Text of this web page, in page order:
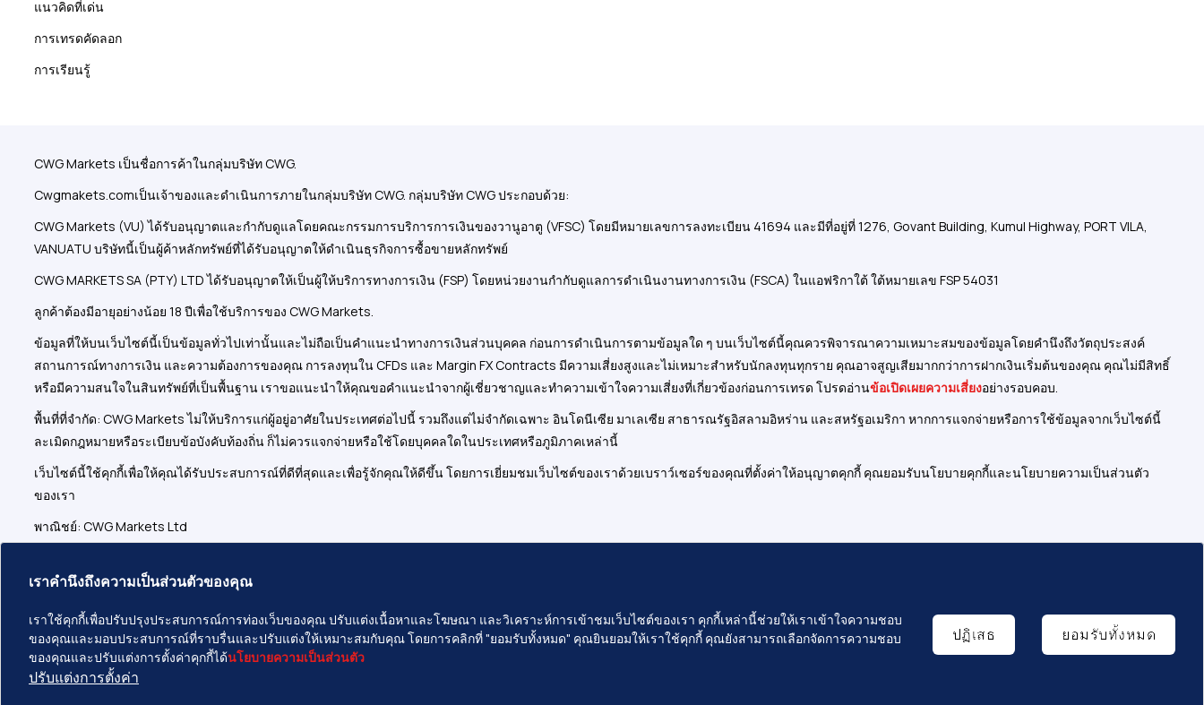
แนวคิดที่เด่น
การเทรดคัดลอก
การเรียนรู้
CWG Markets เป็นชื่อการค้าในกลุ่มบริษัท CWG.
Cwgmakets.comเป็นเจ้าของและดำเนินการภายในกลุ่มบริษัท CWG. กลุ่มบริษัท CWG ประกอบด้วย:
CWG Markets (VU) ได้รับอนุญาตและกำกับดูแลโดยคณะกรรมการบริการการเงินของวานูอาตู (VFSC) โดยมีหมายเลขการลงทะเบียน 41694 และมีที่อยู่ที่ 1276, Govant Building, Kumul Highway, PORT VILA,
VANUATU บริษัทนี้เป็นผู้ค้าหลักทรัพย์ที่ได้รับอนุญาตให้ดำเนินธุรกิจการซื้อขายหลักทรัพย์
CWG MARKETS SA (PTY) LTD ได้รับอนุญาตให้เป็นผู้ให้บริการทางการเงิน (FSP) โดยหน่วยงานกำกับดูแลการดำเนินงานทางการเงิน (FSCA) ในแอฟริกาใต้ ใต้หมายเลข FSP 54031
ลูกค้าต้องมีอายุอย่างน้อย 18 ปีเพื่อใช้บริการของ CWG Markets.
ข้อมูลที่ให้บนเว็บไซต์นี้เป็นข้อมูลทั่วไปเท่านั้นและไม่ถือเป็นคำแนะนำทางการเงินส่วนบุคคล ก่อนการดำเนินการตามข้อมูลใด ๆ บนเว็บไซต์นี้คุณควรพิจารณาความเหมาะสมของข้อมูลโดยคำนึงถึงวัตถุประสงค์
สถานการณ์ทางการเงิน และความต้องการของคุณ การลงทุนใน CFDs และ Margin FX Contracts มีความเสี่ยงสูงและไม่เหมาะสำหรับนักลงทุนทุกราย คุณอาจสูญเสียมากกว่าการฝากเงินเริ่มต้นของคุณ คุณไม่มีสิทธิ์
หรือมีความสนใจในสินทรัพย์ที่เป็นพื้นฐาน เราขอแนะนำให้คุณขอคำแนะนำจากผู้เชี่ยวชาญและทำความเข้าใจความเสี่ยงที่เกี่ยวข้องก่อนการเทรด โปรดอ่านข้อเปิดเผยความเสี่ยงอย่างรอบคอบ.
พื้นที่ที่จำกัด: CWG Markets ไม่ให้บริการแก่ผู้อยู่อาศัยในประเทศต่อไปนี้ รวมถึงแต่ไม่จำกัดเฉพาะ อินโดนีเซีย มาเลเซีย สาธารณรัฐอิสลามอิหร่าน และสหรัฐอเมริกา หากการแจกจ่ายหรือการใช้ข้อมูลจากเว็บไซต์นี้
ละเมิดกฎหมายหรือระเบียบข้อบังคับท้องถิ่น ก็ไม่ควรแจกจ่ายหรือใช้โดยบุคคลใดในประเทศหรือภูมิภาคเหล่านี้
เว็บไซต์นี้ใช้คุกกี้เพื่อให้คุณได้รับประสบการณ์ที่ดีที่สุดและเพื่อรู้จักคุณให้ดีขึ้น โดยการเยี่ยมชมเว็บไซต์ของเราด้วยเบราว์เซอร์ของคุณที่ตั้งค่าให้อนุญาตคุกกี้ คุณยอมรับนโยบายคุกกี้และนโยบายความเป็นส่วนตัว
ของเรา
พาณิชย์: CWG Markets Ltd
ที่อยู่ที่จดทะเบียน: 1276 Kumul Highway, Govant Building, ชั้น 1, Port Vila, Vanuatu
CWG Markets Ltd รับผิดชอบการตลาด การจัดจำหน่าย และบริการสนับสนุนลูกค้าที่เกี่ยวข้องกับเว็บไซต์นี้
เราคำนึงถึงความเป็นส่วนตัวของคุณ
เราใช้คุกกี้เพื่อปรับปรุงประสบการณ์การท่องเว็บของคุณ ปรับแต่งเนื้อหาและโฆษณา และวิเคราะห์การเข้าชมเว็บไซต์ของเรา คุกกี้เหล่านี้ช่วยให้เราเข้าใจความชอบ
ของคุณและมอบประสบการณ์ที่ราบรื่นและปรับแต่งให้เหมาะสมกับคุณ โดยการคลิกที่ "ยอมรับทั้งหมด" คุณยินยอมให้เราใช้คุกกี้ คุณยังสามารถเลือกจัดการความชอบ
ของคุณและปรับแต่งการตั้งค่าคุกกี้ได้นโยบายความเป็นส่วนตัว
ปรับแต่งการตั้งค่า
ปฏิเสธ ยอมรับทั้งหมด